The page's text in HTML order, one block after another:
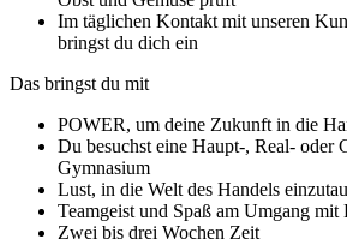
Im täglichen Kontakt mit unseren
bringst du dich ein
Das bringst du mit
POWER, um deine Zukunft in die
Du besuchst eine Haupt-, Real- oder
Gymnasium
Lust, in die Welt des Handels
Teamgeist und Spaß am Umgang
Zwei bis drei Wochen Zeit